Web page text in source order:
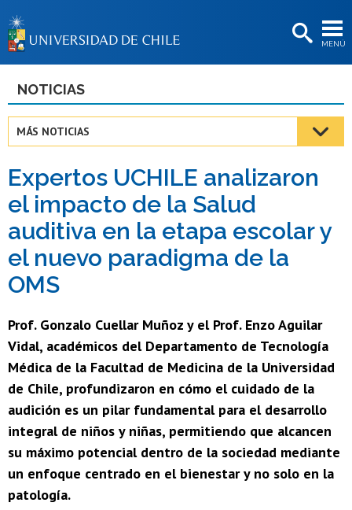
MENÚ
BIBLIOTECAS
Estudiantes
Académicas/os
Funcionarias/os
Egresadas/os
NOTICIAS
MÁS NOTICIAS
Expertos UCHILE analizaron
el impacto de la Salud
auditiva en la etapa escolar y
el nuevo paradigma de la
OMS
Prof. Gonzalo Cuellar Muñoz y el Prof. Enzo Aguilar
Vidal, académicos del Departamento de Tecnología
Médica de la Facultad de Medicina de la Universidad
de Chile, profundizaron en cómo el cuidado de la
audición es un pilar fundamental para el desarrollo
integral de niños y niñas, permitiendo que alcancen
su máximo potencial dentro de la sociedad mediante
un enfoque centrado en el bienestar y no solo en la
patología.